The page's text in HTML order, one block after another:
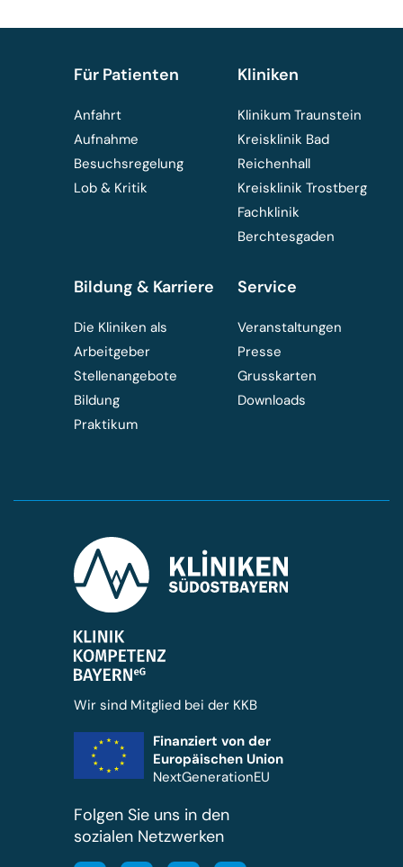
Wir sind Mitglied bei der KKB
Finanziert von der
Europäischen Union
NextGenerationEU
Folgen Sie uns in den
sozialen Netzwerken
Für Patienten
Anfahrt
Aufnahme
Besuchsregelung
Lob & Kritik
Kliniken
Klinikum Traunstein
Kreisklinik Bad
Reichenhall
Kreisklinik Trostberg
Fachklinik
Berchtesgaden
Bildung & Karriere
Die Kliniken als
Arbeitgeber
Stellenangebote
Bildung
Praktikum
Service
Veranstaltungen
Presse
Grusskarten
Downloads